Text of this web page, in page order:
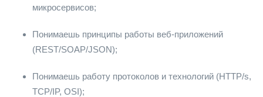
микросервисов;
Понимаешь принципы работы веб-приложений
(REST/SOAP/JSON);
Понимаешь работу протоколов и технологий (HTTP/s,
TCP/IP, OSI);